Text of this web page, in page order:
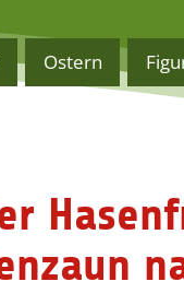
Ostern